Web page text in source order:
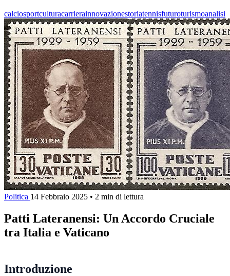
calciosportculturacarrierainnovazionestoriatennisfuturoturismoanalisi
Politica 14 Febbraio 2025 • 2 min di lettura
Patti Lateranensi: Un Accordo Cruciale
tra Italia e Vaticano
Introduzione